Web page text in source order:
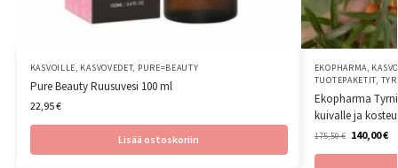
KASVOILLE, KASVOVEDET, PURE=BEAUTY
Pure Beauty Ruusuvesi 100 ml
22,95€
Lisää ostoskoriin
EKOPHARMA,
TUOTEPAKETIT,
Ekopharma
kuivalle ja
175,50€ 140,00€